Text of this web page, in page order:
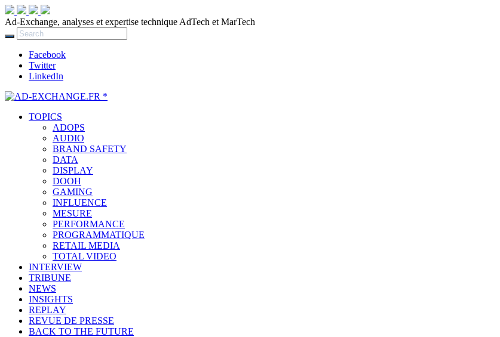
Ad-Exchange, analyses et expertise technique AdTech et MarTech
Facebook
Twitter
LinkedIn
TOPICS
ADOPS
AUDIO
BRAND SAFETY
DATA
DISPLAY
DOOH
GAMING
INFLUENCE
MESURE
PERFORMANCE
PROGRAMMATIQUE
RETAIL MEDIA
TOTAL VIDEO
INTERVIEW
TRIBUNE
NEWS
INSIGHTS
REPLAY
REVUE DE PRESSE
BACK TO THE FUTURE